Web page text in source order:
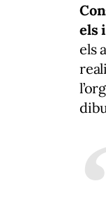
els
els